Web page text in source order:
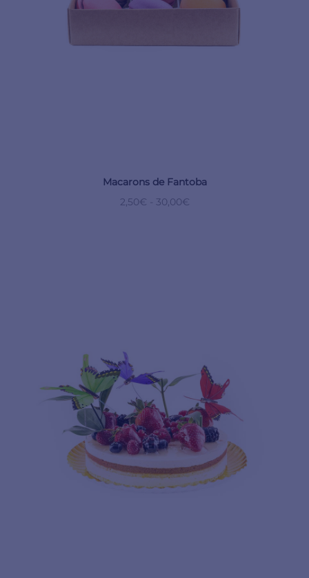
Macarons de Fantoba
2,50€ 30,00€